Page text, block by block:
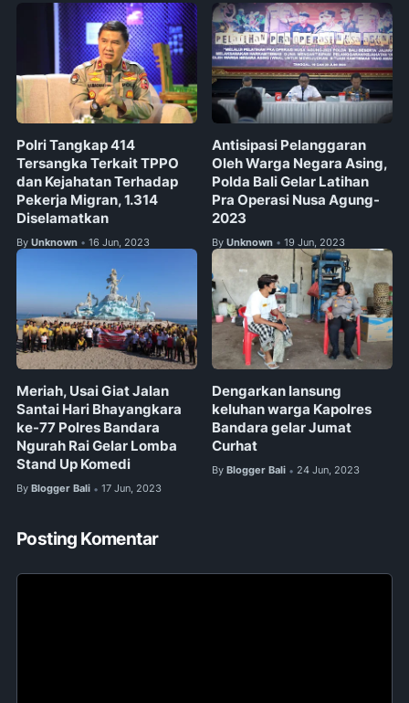
Polri Tangkap 414
Tersangka Terkait TPPO
dan Kejahatan Terhadap
Pekerja Migran, 1.314
Diselamatkan
By Unknown • 16 Jun, 2023
Antisipasi Pelanggaran
Oleh Warga Negara Asing,
Polda Bali Gelar Latihan
Pra Operasi Nusa Agung-
2023
By Unknown • 19 Jun, 2023
Meriah, Usai Giat Jalan
Santai Hari Bhayangkara
ke-77 Polres Bandara
Ngurah Rai Gelar Lomba
Stand Up Komedi
By Blogger Bali • 17 Jun, 2023
Dengarkan lansung
keluhan warga Kapolres
Bandara gelar Jumat
Curhat
By Blogger Bali • 24 Jun, 2023
Posting Komentar